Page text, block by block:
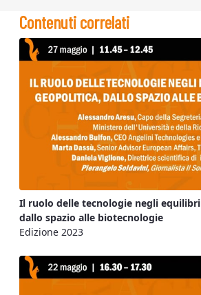
Contenuti correlati
Il ruolo delle tecnologie negli
dallo spazio alle biotecnologie
Edizione 2023